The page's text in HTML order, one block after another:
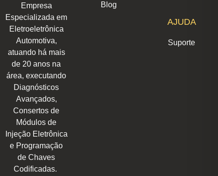
Empresa
Especializada em
Eletroeletrônica
Automotiva,
atuando há mais
de 20 anos na
área, executando
Diagnósticos
Avançados,
Consertos de
Módulos de
Injeção Eletrônica
e Programação
de Chaves
Codificadas.
Blog
AJUDA
Suporte